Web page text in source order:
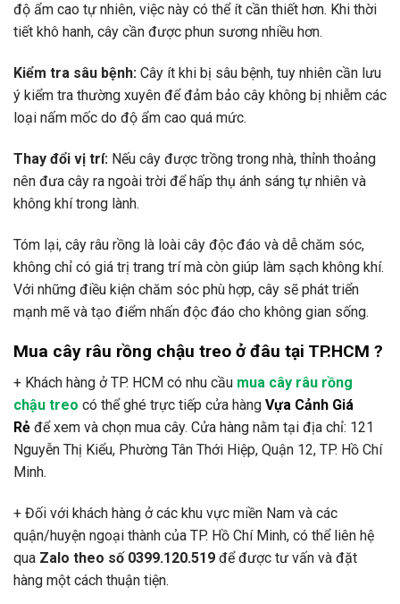
độ ẩm cao tự nhiên, việc này có thể ít cần thiết hơn. Khi thời
tiết khô hanh, cây cần được phun sương nhiều hơn.
Kiểm tra sâu bệnh: Cây ít khi bị sâu bệnh, tuy nhiên cần lưu
ý kiểm tra thường xuyên để đảm bảo cây không bị nhiễm các
loại nấm mốc do độ ẩm cao quá mức.
Thay đổi vị trí: Nếu cây được trồng trong nhà, thỉnh thoảng
nên đưa cây ra ngoài trời để hấp thụ ánh sáng tự nhiên và
không khí trong lành.
Tóm lại, cây râu rồng là loài cây độc đáo và dễ chăm sóc,
không chỉ có giá trị trang trí mà còn giúp làm sạch không khí.
Với những điều kiện chăm sóc phù hợp, cây sẽ phát triển
mạnh mẽ và tạo điểm nhấn độc đáo cho không gian sống.
Mua cây râu rồng chậu treo ở đâu tại TP.HCM ?
+ Khách hàng ở TP. HCM có nhu cầu mua cây râu rồng
chậu treo có thể ghé trực tiếp cửa hàng Vựa Cảnh Giá
Rẻ để xem và chọn mua cây. Cửa hàng nằm tại địa chỉ: 121
Nguyễn Thị Kiểu, Phường Tân Thới Hiệp, Quận 12, TP. Hồ Chí
Minh.
+ Đối với khách hàng ở các khu vực miền Nam và các
quận/huyện ngoại thành của TP. Hồ Chí Minh, có thể liên hệ
qua Zalo theo số 0399.120.519 để được tư vấn và đặt
hàng một cách thuận tiện.